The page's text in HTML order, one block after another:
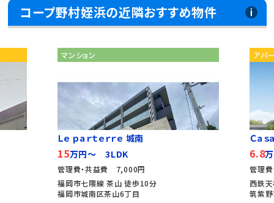
コープ野村姪浜の近隣おすすめ物件
マンション
Ｌｅ ｐａｒｔｅｒｒｅ 城南
15万円～ 3LDK
管理費・共益費 7,000円
福岡市七隈線 茶山 徒歩10分
福岡市城南区茶山6丁目
アパ
Ｃａｓ
6.8
管理
西鉄
筑紫